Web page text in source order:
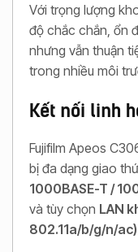
Với trọng lượng
độ chắc chắn, ổn
nhưng vẫn thuận
trong nhiều môi
Kết nối linh
Fujifilm Apeos
bị đa dạng giao
1000BASE-T /
và tùy chọn LAN
802.11a/b/g/n/ac)